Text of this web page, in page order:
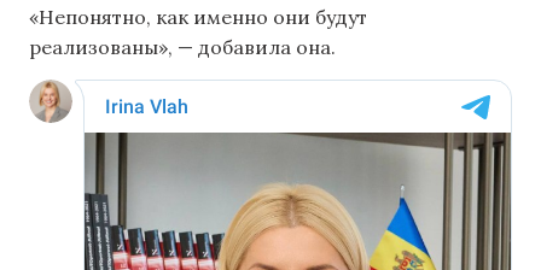
«Непонятно, как именно они будут
реализованы», — добавила она.